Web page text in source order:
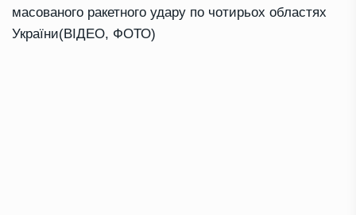
масованого ракетного удару по чотирьох областях
України(ВІДЕО, ФОТО)